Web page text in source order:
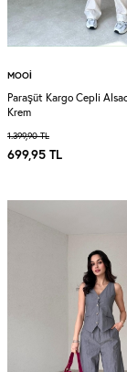
MOOI
Paraşüt Kargo Cepli
Krem
1.399,90TL
699,95 TL